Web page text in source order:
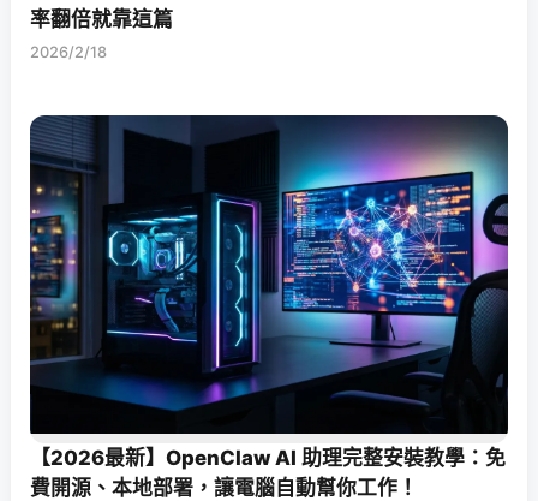
率翻倍就靠這篇
2026/2/18
【2026最新】OpenClaw AI 助理完整安裝教學：免
費開源、本地部署，讓電腦自動幫你工作！